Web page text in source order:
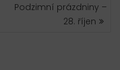
Podzimní prázdniny –
28. říjen